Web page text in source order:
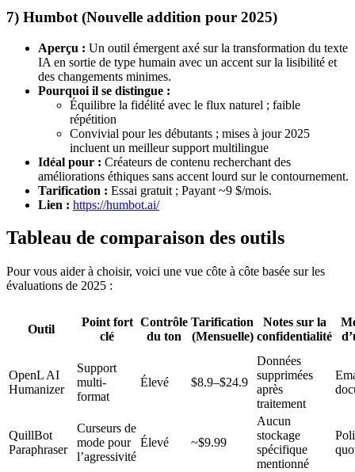
7) Humbot (Nouvelle addition pour 2025)
Aperçu : Un outil émergent axé sur la transformation du texte
IA en sortie de type humain avec un accent sur la lisibilité et
des changements minimes.
Pourquoi il se distingue :
Équilibre la fidélité avec le flux naturel ; faible
répétition
Convivial pour les débutants ; mises à jour 2025
incluent un meilleur support multilingue
Idéal pour : Créateurs de contenu recherchant des
améliorations éthiques sans accent lourd sur le contournement.
Tarification : Essai gratuit ; Payant ~9 $/mois.
Lien : https://humbot.ai/
Tableau de comparaison des outils
Pour vous aider à choisir, voici une vue côte à côte basée sur les
évaluations de 2025 :
Outil
Point fort
clé
Contrôle
du ton
Tarification
(Mensuelle)
Notes sur la
confidentialité
OpenL AI
Humanizer
Support
multi-
format
Élevé $8.9–$24.9
Données
supprimées
après
traitement
QuillBot
Paraphraser
Curseurs de
mode pour
l’agressivité
Élevé ~$9.99
Aucun
stockage
spécifique
mentionné